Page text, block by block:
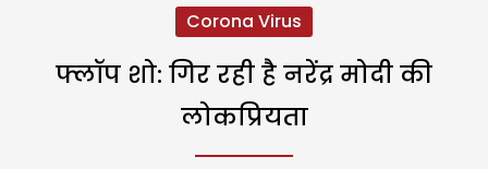
Corona Virus
फ्लॉप शो: गिर रही है नरेंद्र मोदी की
लोकप्रियता